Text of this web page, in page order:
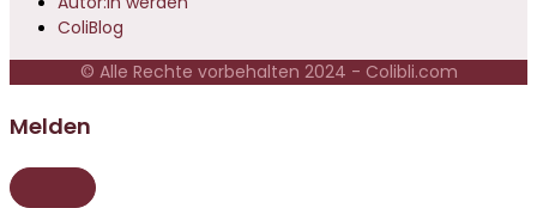
ColiBlog
© Alle Rechte vorbehalten 2024 - Colibli.com
Melden